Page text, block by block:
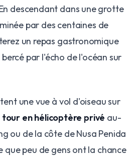
descendant dans une grotte
par des centaines de
un repas gastronomique
bercé par l'écho de l'océan sur
une vue à vol d'oiseau sur
tour en hélicoptère privé au-
ou de la côte de Nusa Penida
que peu de gens ont la chance